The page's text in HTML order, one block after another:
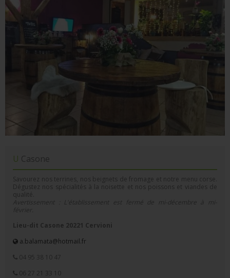
U Casone
Savourez nos terrines, nos beignets de fromage et notre menu corse.
Dégustez nos spécialités à la noisette et nos poissons et viandes de
qualité.
Avertissement : L'établissement est fermé de mi-décembre à mi-
février.
Lieu-dit Casone 20221 Cervioni
a.balamata@hotmail.fr
04 95 38 10 47
06 27 21 33 10